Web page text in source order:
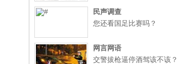
民声调查
您还看国足比赛吗？
网言网语
交警拔枪逼停酒驾该不该？